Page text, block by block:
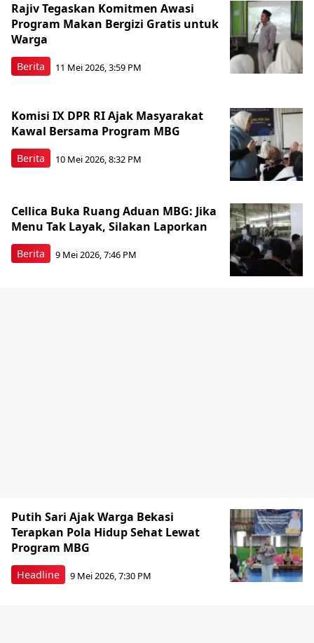
Berita
Rajiv Tegaskan Komitmen Awasi
Program Makan Bergizi Gratis untuk
Warga
11 Mei 2026, 3:59 PM
Berita
Komisi IX DPR RI Ajak Masyarakat
Kawal Bersama Program MBG
10 Mei 2026, 8:32 PM
Berita
Cellica Buka Ruang Aduan MBG: Jika
Menu Tak Layak, Silakan Laporkan
9 Mei 2026, 7:46 PM
Headline
Putih Sari Ajak Warga Bekasi
Terapkan Pola Hidup Sehat Lewat
Program MBG
9 Mei 2026, 7:30 PM